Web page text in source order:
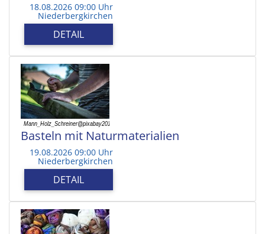
18.08.2026 09:00 Uhr
Niederbergkirchen
DETAIL
Basteln mit Naturmaterialien
19.08.2026 09:00 Uhr
Niederbergkirchen
DETAIL